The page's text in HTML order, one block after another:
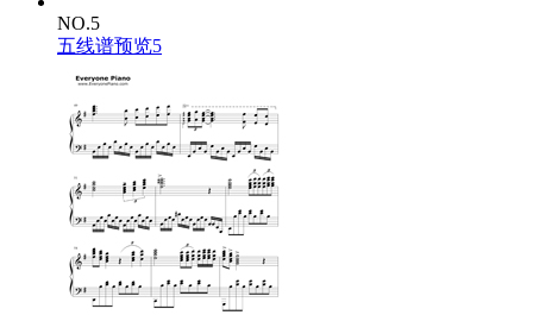
NO.5
五线谱预览5